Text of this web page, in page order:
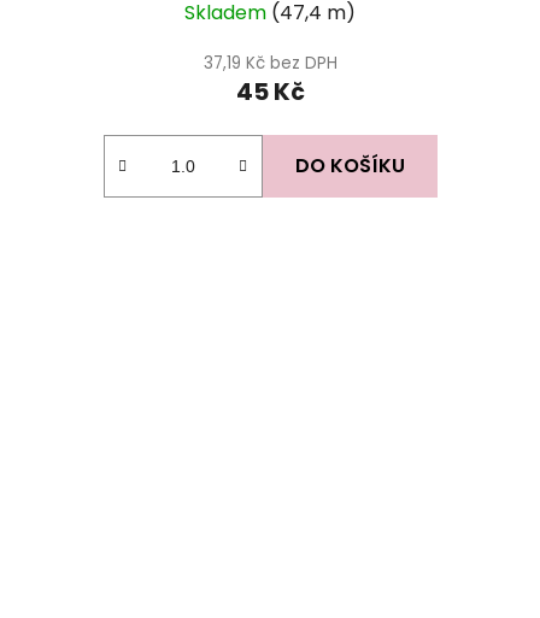
Skladem (47,4 m)
37,19 Kč bez DPH
45 Kč
DO KOŠÍKU